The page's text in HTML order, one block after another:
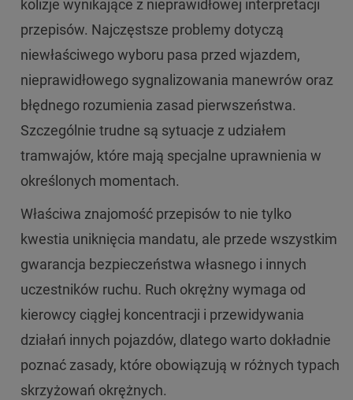
kolizje wynikające z nieprawidłowej interpretacji
przepisów. Najczęstsze problemy dotyczą
niewłaściwego wyboru pasa przed wjazdem,
nieprawidłowego sygnalizowania manewrów oraz
błędnego rozumienia zasad pierwszeństwa.
Szczególnie trudne są sytuacje z udziałem
tramwajów, które mają specjalne uprawnienia w
określonych momentach.
Właściwa znajomość przepisów to nie tylko
kwestia uniknięcia mandatu, ale przede wszystkim
gwarancja bezpieczeństwa własnego i innych
uczestników ruchu. Ruch okrężny wymaga od
kierowcy ciągłej koncentracji i przewidywania
działań innych pojazdów, dlatego warto dokładnie
poznać zasady, które obowiązują w różnych typach
skrzyżowań okrężnych.